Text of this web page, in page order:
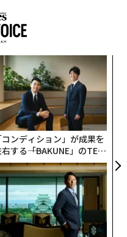
コンディション」が成果を
する――「BAKUNE」のTEN
が支える「挑戦者の明
」